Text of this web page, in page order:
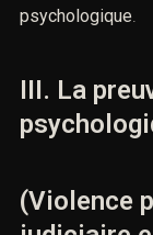
la victime, la
éléments
psychologique
III. La